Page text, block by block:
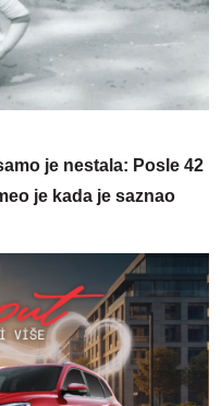
je nestala: Posle 42
je kada je saznao